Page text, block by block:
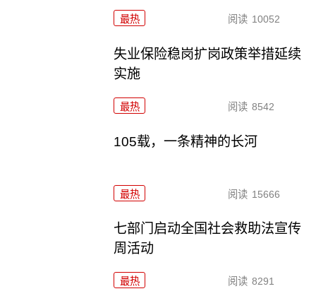
最热 阅读 10052
失业保险稳岗扩岗政策举措延续
实施
最热 阅读 8542
105载，一条精神的长河
最热 阅读 15666
七部门启动全国社会救助法宣传
周活动
最热 阅读 8291